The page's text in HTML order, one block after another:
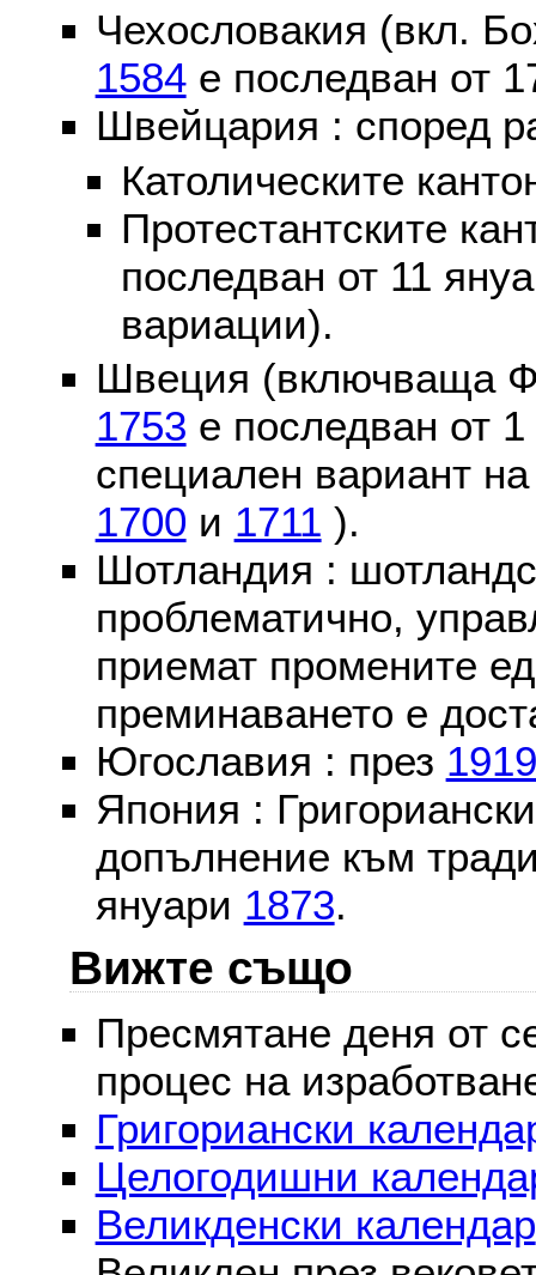
Чехословакия (вкл.
1584е последван от
Швейцария : според
Католическите
Протестантските
последван от 11
вариации).
Швеция (включваща
1753 е последван от
специален вариант
1700 и 1711 ).
Шотландия :
проблематично,
приемат промените
преминаването е
Югославия : през 1919
Япония :
допълнение към
януари 1873.
Вижте също
Пресмятане деня от
процес на
Григориански
Целогодишни
Великденски календар